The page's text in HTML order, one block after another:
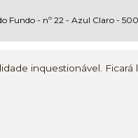
Fundo - nº 22 - Azul Claro -
inquestionável. Ficará